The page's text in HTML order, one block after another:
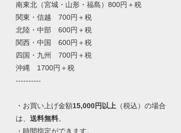
南東北（宮城・山形・福島）800円＋税
関東・信越 700円＋税
北陸・中部 600円＋税
関西・中国 600円＋税
四国・九州 700円＋税
沖縄 1700円＋税
----------
・お買い上げ金額15,000円以上 （税込）の場合
は、送料無料。
・時間指定ができます。